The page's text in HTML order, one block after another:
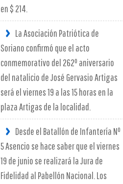
en $ 214.
La Asociación Patriótica de
Soriano confirmó que el acto
conmemorativo del 262º aniversario
del natalicio de José Gervasio Artigas
será el viernes 19 a las 15 horas en la
plaza Artigas de la localidad.
Desde el Batallón de Infantería Nº
5 Asencio se hace saber que el viernes
19 de junio se realizará la Jura de
Fidelidad al Pabellón Nacional. Los